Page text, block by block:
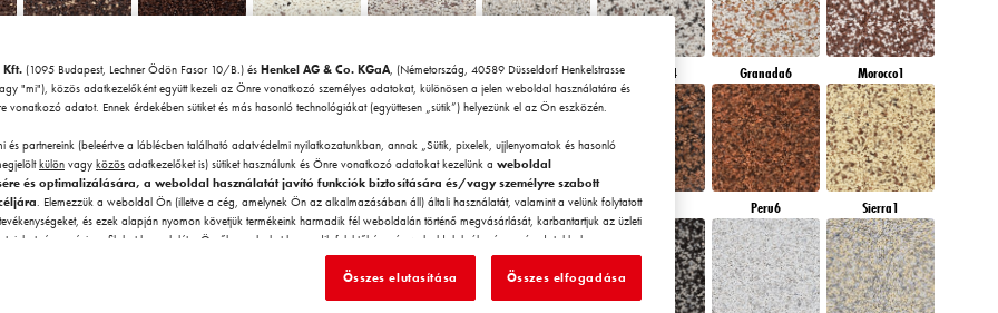
Chile5 Chile6 Granada1 Granada2 Granada3 Granada4 Granada6 Morocco1
Morocco6 Peru1 Peru2 Peru3 Peru4 Peru5 Peru6 Sierra1
Kft. (1095 Budapest, Lechner Ödön Fasor 10/B.) és Henkel AG & Co. KGaA, (Németország, 40589 Düsseldorf Henkelstrasse
"mi"), közös adatkezelőként együtt kezeli az Önre vonatkozó személyes adatokat, különösen a jelen weboldal használatára és
vonatkozó adatot. Ennek érdekében sütiket és más hasonló technológiákat (együttesen „sütik”) helyezünk el az Ön eszközén.
partnereink (beleértve a láblécben található adatvédelmi nyilatkozatunkban, annak „Sütik, pixelek, ujjlenyomatok és hasonló
külön vagy közös adatkezelőket is) sütiket használunk és Önre vonatkozó adatokat kezelünk a weboldal
és optimalizálására, a weboldal használatát javító funkciók biztosítására és/vagy személyre szabott
. Elemezzük a weboldal Ön (illetve a cég, amelynek Ön az alkalmazásában áll) általi használatát, valamint a velünk folytatott
és ezek alapján nyomon követjük termékeink harmadik fél weboldalán történő megvásárlását, karbantartjuk az üzleti
és egyéni profilokat hozunk létre Önről, amelyeket harmadik felektől és más weboldalakról származó adatokkal
profilokat személyre szabott hirdetési tevékenységre használjuk, különösen arra, hogy az Ön vagy az Ön háztartásához rendelt
számára érdekes hirdetéseket jelenítsünk meg (például az Ön tekintetében beazonosított érdeklődési kör alapján) ezen a
féltől származó) médiában valamint, hogy mérjük a reklámkampányok sikerét és optimalizáljuk azokat.
Összes elutasítása Összes elfogadása